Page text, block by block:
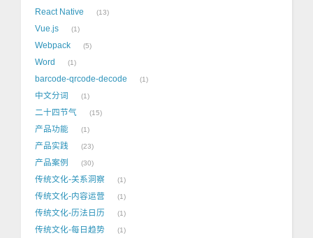
React Native 13
Vue.js 1
Webpack 5
Word 1
barcode-qrcode-decode 1
中文分词 1
二十四节气 15
产品功能 1
产品实践 23
产品案例 30
传统文化-关系洞察 1
传统文化-内容运营 1
传统文化-历法日历 1
传统文化-每日趋势 1